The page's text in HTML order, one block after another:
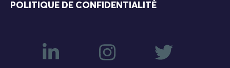
POLITIQUE DE CONFIDENTIALITÉ